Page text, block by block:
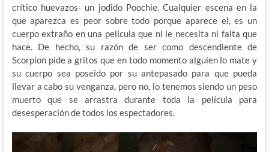
crítico huevazos- un jodido Poochie. Cualquier escena en la
que aparezca es peor sobre todo porque aparece el, es un
cuerpo extraño en una película que ni le necesita ni falta que
hace. De hecho, su razón de ser como descendiente de
Scorpion pide a gritos que en todo momento alguien lo mate y
su cuerpo sea poseido por su antepasado para que pueda
llevar a cabo su venganza, pero no, lo tenemos siendo un peso
muerto que se arrastra durante toda la película para
desesperación de todos los espectadores.